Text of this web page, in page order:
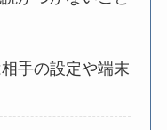
手の設定や端末